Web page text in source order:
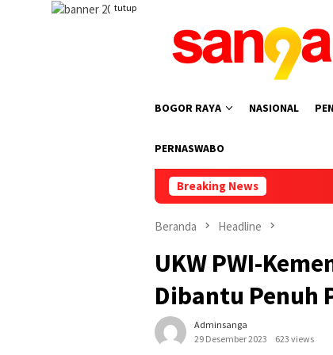
tutup
BOGOR RAYA NASIONAL
PERNASWABO
Breaking News
Beranda Headline
UKW PWI-
Dibantu Penuh
Adminsanga
29 Desember 2023
623 views